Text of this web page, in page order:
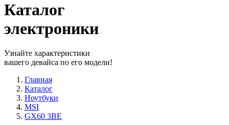
Каталог
электроники
Узнайте характеристики
вашего девайса по его модели!
Главная
Каталог
Ноутбуки
MSI
GX60 3BE